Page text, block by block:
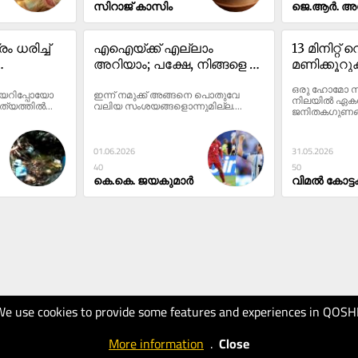
use cookies to provide some features and experiences in
More information . Close
സിറാജ് കാസിം ജെ.ആർ.
ധരിച്ച്
എഐയ്ക്ക് എല്ലാം
അറിയാം; പക്ഷേ, നിങ്ങളെ
ലോകമറിയില്ല; പക്ഷേ,
നിങ്ങളെ അറിയാം
ഇന്ന് നമുക്ക് അങ്ങനെ പൊതുവേ
വലിയ സംശയങ്ങളൊന്നുമില്ല....
01.06.2026
40
കെ.കെ. ജയകുമാർ
13
ഒരു ഹോമോ
നിലയിൽ
31.05.2026
50
വിമൽ